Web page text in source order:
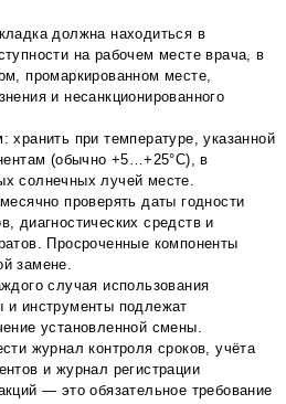
должна находиться в
на рабочем месте врача, в
промаркированном месте,
и несанкционированного
хранить при температуре, указанной
(обычно +5…+25°С), в
солнечных лучей месте.
проверять даты годности
диагностических средств и
Просроченные компоненты
замене.
случая использования
и инструменты подлежат
установленной смены.
журнал контроля сроков, учёта
и журнал регистрации
— это обязательное требование